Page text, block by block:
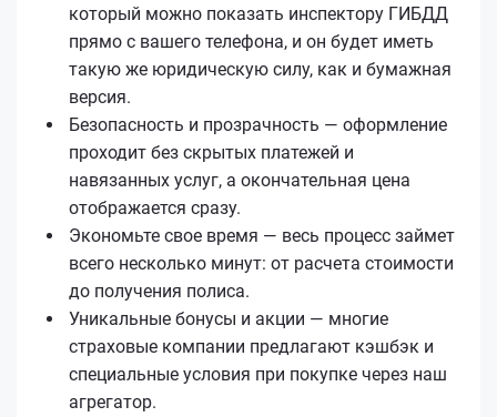
который можно показать инспектору ГИБДД
прямо с вашего телефона, и он будет иметь
такую же юридическую силу, как и бумажная
версия.
Безопасность и прозрачность — оформление
проходит без скрытых платежей и
навязанных услуг, а окончательная цена
отображается сразу.
Экономьте свое время — весь процесс займет
всего несколько минут: от расчета стоимости
до получения полиса.
Уникальные бонусы и акции — многие
страховые компании предлагают кэшбэк и
специальные условия при покупке через наш
агрегатор.